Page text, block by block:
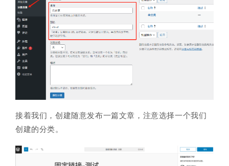
接着我们，创建随意发布一篇文章，注意选择一个我们
创建的分类。